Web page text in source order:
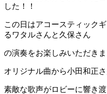
した！！
この日はアコースティック
るワタルさんと久保さん
の演奏をお楽しみいただきま
オリジナル曲から小田和正
素敵な歌声がロビーに響き